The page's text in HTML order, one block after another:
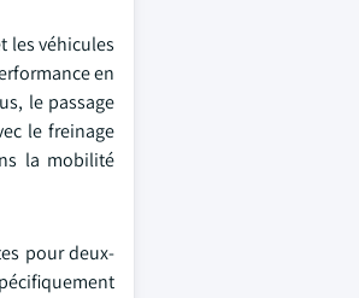
les véhicules
en
le passage
le freinage
la mobilité
pour deux-